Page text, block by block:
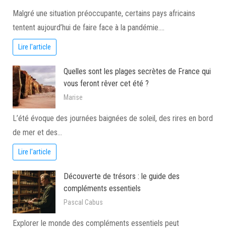
Malgré une situation préoccupante, certains pays africains
tentent aujourd’hui de faire face à la pandémie.…
Lire l'article
Quelles sont les plages secrètes de France qui
vous feront rêver cet été ?
Marise
L’été évoque des journées baignées de soleil, des rires en bord
de mer et des…
Lire l'article
Découverte de trésors : le guide des
compléments essentiels
Pascal Cabus
Explorer le monde des compléments essentiels peut